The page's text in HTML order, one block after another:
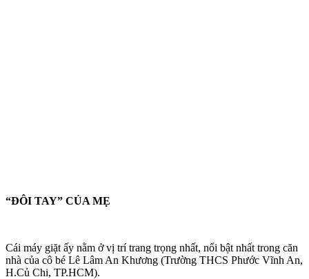
“ĐÔI TAY” CỦA MẸ
Cái máy giặt ấy nằm ở vị trí trang trọng nhất, nổi bật nhất trong căn
nhà của cô bé Lê Lâm An Khương (Trường THCS Phước Vĩnh An,
H.Củ Chi, TP.HCM).